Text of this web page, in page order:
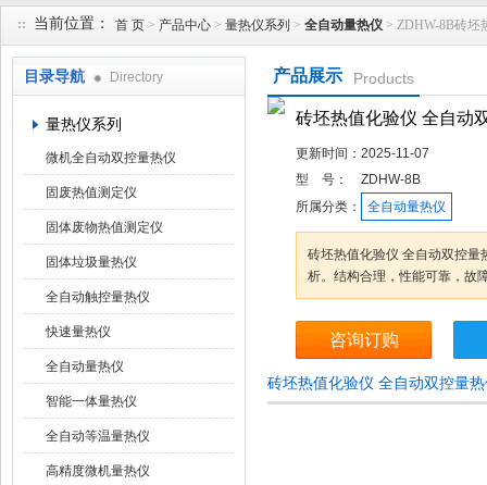
当前位置： 首 页 > 产品中心 > 量热仪系列 > 全自动量热仪 > ZDHW-8B砖坯
目录导航 Directory
量热仪系列
微机全自动双控量热仪
固废热值测定仪
固体废物热值测定仪
固体垃圾量热仪
全自动触控量热仪
快速量热仪
全自动量热仪
智能一体量热仪
全自动等温量热仪
高精度微机量热仪
产品展示 Products
砖坯热值化验仪 全自动
更新时间： 2025-11-07
型 号：
ZDHW-8B
所属分类：
全自动量热仪
砖坯热值化验仪 全自动双控量
析。结构合理，性能可靠，故
咨询订购
砖坯热值化验仪 全自动双控量